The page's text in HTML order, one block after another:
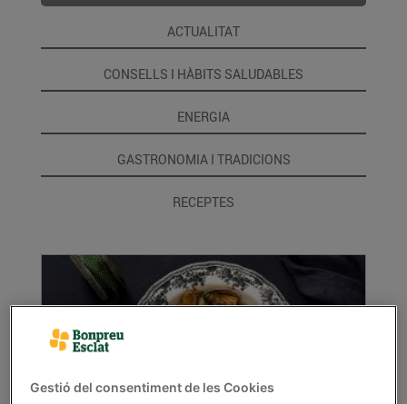
ACTUALITAT
CONSELLS I HÀBITS SALUDABLES
ENERGIA
GASTRONOMIA I TRADICIONS
RECEPTES
Gestió del consentiment de les Cookies